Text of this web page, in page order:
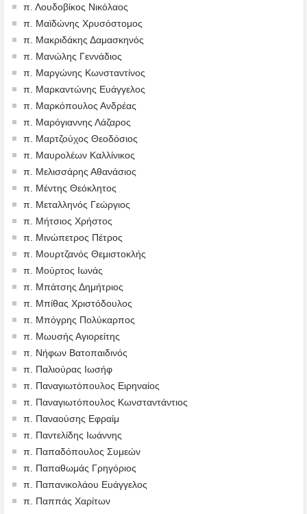
π. Λουδοβίκος Νικόλαος
π. Μαϊδώνης Χρυσόστομος
π. Μακριδάκης Δαμασκηνός
π. Μανώλης Γεννάδιος
π. Μαργώνης Κωνσταντίνος
π. Μαρκαντώνης Ευάγγελος
π. Μαρκόπουλος Ανδρέας
π. Μαρόγιαννης Λάζαρος
π. Μαρτζούχος Θεοδόσιος
π. Μαυρολέων Καλλίνικος
π. Μελισσάρης Αθανάσιος
π. Μέντης Θεόκλητος
π. Μεταλληνός Γεώργιος
π. Μήτσιος Χρήστος
π. Μινώπετρος Πέτρος
π. Μουρτζανός Θεμιστοκλής
π. Μούρτος Ιωνάς
π. Μπάτσης Δημήτριος
π. Μπίθας Χριστόδουλος
π. Μπόγρης Πολύκαρπος
π. Μωυσής Αγιορείτης
π. Νήφων Βατοπαιδινός
π. Παλιούρας Ιωσήφ
π. Παναγιωτόπουλος Ειρηναίος
π. Παναγιωτόπουλος Κωνσταντάντιος
π. Παναούσης Εφραίμ
π. Παντελίδης Ιωάννης
π. Παπαδόπουλος Συμεών
π. Παπαθωμάς Γρηγόριος
π. Παπανικολάου Ευάγγελος
π. Παππάς Χαρίτων